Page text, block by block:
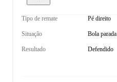
Tipo de remate Pé direito
Situação Bola parada
Resultado Defendido